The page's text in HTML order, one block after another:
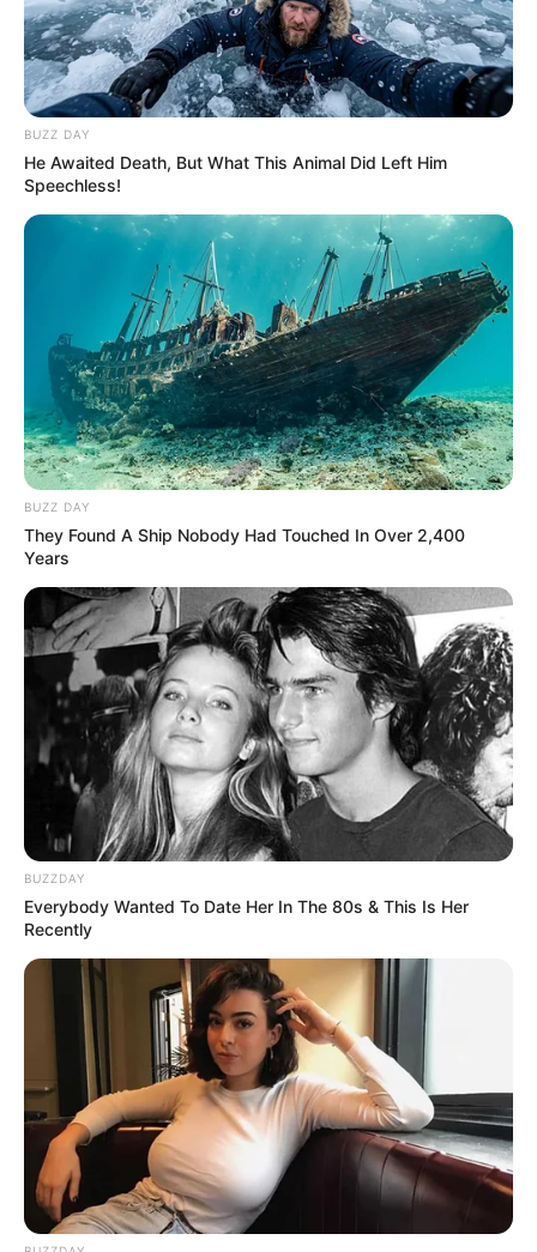
BUZZ DAY
He Awaited Death, But What This Animal Did Left Him
Speechless!
BUZZ DAY
They Found A Ship Nobody Had Touched In Over 2,400
Years
BUZZDAY
Everybody Wanted To Date Her In The 80s & This Is Her
Recently